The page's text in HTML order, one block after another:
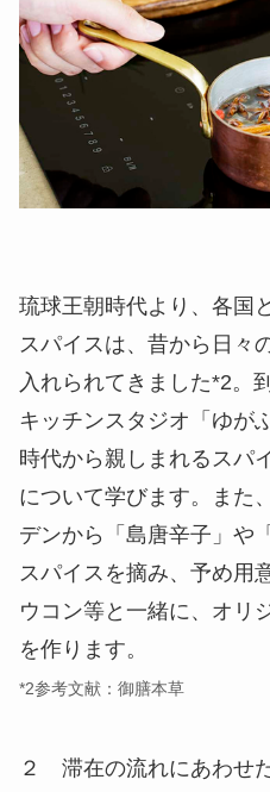
琉球王朝時代より、各国
スパイスは、昔から日々
入れられてきました*2。
キッチンスタジオ「ゆが
時代から親しまれるスパ
について学びます。また
デンから「島唐辛子」や
スパイスを摘み、予め用
ウコン等と一緒に、オリ
を作ります。
*2参考文献：御膳本草
２ 滞在の流れにあわせ